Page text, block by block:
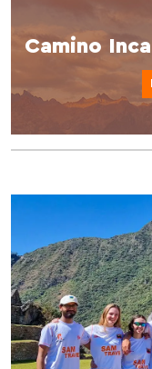
Camino Inca